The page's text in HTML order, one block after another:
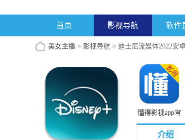
首页 影视导航 软件
美女主播 > 影视导航 > 迪士尼流媒体2022安
懂得影视app官
方最新版
介绍